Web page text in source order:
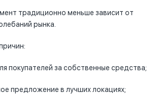
традиционно меньше зависит от
рынка.
покупателей за собственные средства;
предложение в лучших локациях;